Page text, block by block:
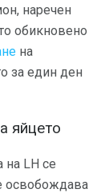
наречен
обикновено
на
за един ден
яйцето
на LH се
освобождава